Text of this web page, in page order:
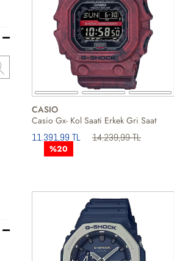
CASIO
Casio Gx- Kol Saati Erkek Gri Saat
11.391,99 TL 14.239,99 TL
%20